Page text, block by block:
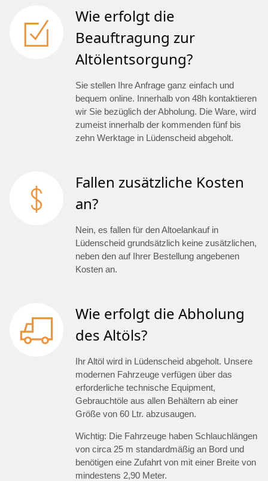
Wie erfolgt die
Beauftragung zur
Altölentsorgung?
Sie stellen Ihre Anfrage ganz einfach und
bequem online. Innerhalb von 48h kontaktieren
wir Sie bezüglich der Abholung. Die Ware, wird
zumeist innerhalb der kommenden fünf bis
zehn Werktage in Lüdenscheid abgeholt.
Fallen zusätzliche Kosten
an?
Nein, es fallen für den Altoelankauf in
Lüdenscheid grundsätzlich keine zusätzlichen,
neben den auf Ihrer Bestellung angebenen
Kosten an.
Wie erfolgt die Abholung
des Altöls?
Ihr Altöl wird in Lüdenscheid abgeholt. Unsere
modernen Fahrzeuge verfügen über das
erforderliche technische Equipment,
Gebrauchtöle aus allen Behältern ab einer
Größe von 60 Ltr. abzusaugen.
Wichtig: Die Fahrzeuge haben Schlauchlängen
von circa 25 m standardmäßig an Bord und
benötigen eine Zufahrt von mit einer Breite von
mindestens 2,90 Meter.